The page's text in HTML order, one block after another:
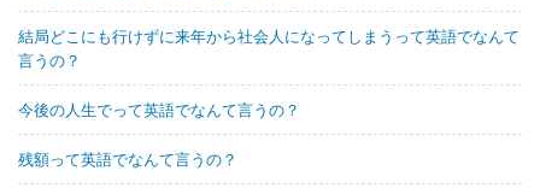
結局どこにも行けずに来年から社会人になってしまうって英語でなんて
言うの？
今後の人生でって英語でなんて言うの？
残額って英語でなんて言うの？